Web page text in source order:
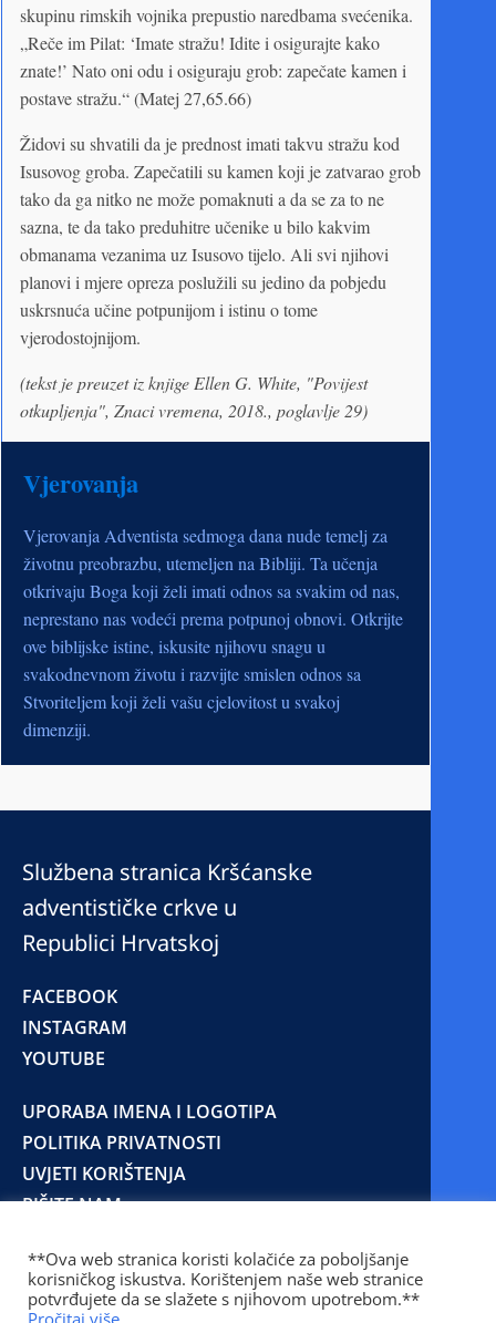
skupinu rimskih vojnika prepustio naredbama svećenika.
„Reče im Pilat: ‘Imate stražu! Idite i osigurajte kako
znate!’ Nato oni odu i osiguraju grob: zapečate kamen i
postave stražu.“ (Matej 27,65.66)
Židovi su shvatili da je prednost imati takvu stražu kod
Isusovog groba. Zapečatili su kamen koji je zatvarao grob
tako da ga nitko ne može pomaknuti a da se za to ne
sazna, te da tako preduhitre učenike u bilo kakvim
obmanama vezanima uz Isusovo tijelo. Ali svi njihovi
planovi i mjere opreza poslužili su jedino da pobjedu
uskrsnuća učine potpunijom i istinu o tome
vjerodostojnijom.
(tekst je preuzet iz knjige Ellen G. White, "Povijest
otkupljenja", Znaci vremena, 2018., poglavlje 29)
Vjerovanja
Vjerovanja Adventista sedmoga dana nude temelj za
životnu preobrazbu, utemeljen na Bibliji. Ta učenja
otkrivaju Boga koji želi imati odnos sa svakim od nas,
neprestano nas vodeći prema potpunoj obnovi. Otkrijte
ove biblijske istine, iskusite njihovu snagu u
svakodnevnom životu i razvijte smislen odnos sa
Stvoriteljem koji želi vašu cjelovitost u svakoj
dimenziji.
Službena stranica Kršćanske
adventističke crkve u
Republici Hrvatskoj
FACEBOOK
INSTAGRAM
YOUTUBE
UPORABA IMENA I LOGOTIPA
POLITIKA PRIVATNOSTI
UVJETI KORIŠTENJA
PIŠITE NAM
© 2025 Copyright © 2023 Kršćanska adventistička
crkva u Republici Hrvatskoj
**Ova web stranica koristi kolačiće za poboljšanje
korisničkog iskustva. Korištenjem naše web stranice
potvrđujete da se slažete s njihovom upotrebom.**
Pročitaj više